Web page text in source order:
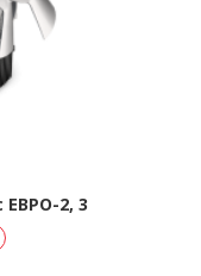
ЕВРО-2, 3